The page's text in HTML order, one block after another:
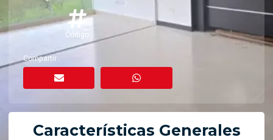
Código
Compartir
Características Generales